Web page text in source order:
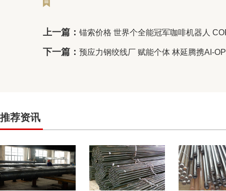
上一篇： 锚索价格 世界个全能冠军咖啡机器人
下一篇： 预应力钢绞线厂 赋能个体 林延腾携AI-
推荐资讯